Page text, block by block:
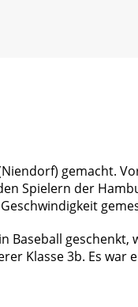
gemacht.
Spielern der
Baseball
Klasse 3b. Es war